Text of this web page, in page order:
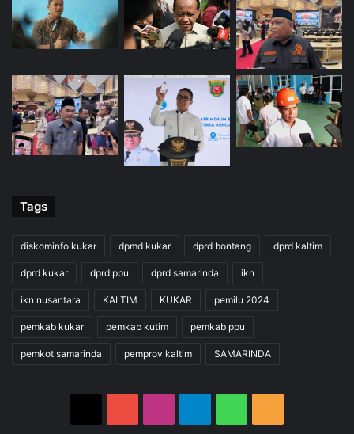
Tags
diskominfo kukar dpmd kukar dprd bontang dprd kaltim
dprd kukar dprd ppu dprd samarinda ikn
ikn nusantara KALTIM KUKAR pemilu 2024
pemkab kukar pemkab kutim pemkab ppu
pemkot samarinda pemprov kaltim SAMARINDA